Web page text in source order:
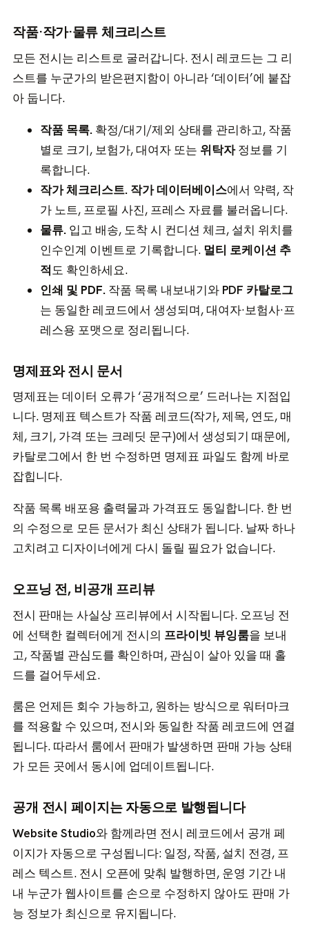
작품·작가·물류 체크리스트
모든 전시는 리스트로 굴러갑니다. 전시 레코드는 그 리
스트를 누군가의 받은편지함이 아니라 ‘데이터’에 붙잡
아 둡니다.
작품 목록. 확정/대기/제외 상태를 관리하고, 작품
별로 크기, 보험가, 대여자 또는 위탁자정보를 기
록합니다.
작가 체크리스트. 작가 데이터베이스에서 약력, 작
가 노트, 프로필 사진, 프레스 자료를 불러옵니다.
물류. 입고 배송, 도착 시 컨디션 체크, 설치 위치를
인수인계 이벤트로 기록합니다. 멀티 로케이션 추
적도 확인하세요.
인쇄 및 PDF. 작품 목록 내보내기와 PDF 카탈로그
는 동일한 레코드에서 생성되며, 대여자·보험사·프
레스용 포맷으로 정리됩니다.
명제표와 전시 문서
명제표는 데이터 오류가 ‘공개적으로’ 드러나는 지점입
니다. 명제표 텍스트가 작품 레코드(작가, 제목, 연도, 매
체, 크기, 가격 또는 크레딧 문구)에서 생성되기 때문에,
카탈로그에서 한 번 수정하면 명제표 파일도 함께 바로
잡힙니다.
작품 목록 배포용 출력물과 가격표도 동일합니다. 한 번
의 수정으로 모든 문서가 최신 상태가 됩니다. 날짜 하나
고치려고 디자이너에게 다시 돌릴 필요가 없습니다.
오프닝 전, 비공개 프리뷰
전시 판매는 사실상 프리뷰에서 시작됩니다. 오프닝 전
에 선택한 컬렉터에게 전시의 프라이빗 뷰잉룸을 보내
고, 작품별 관심도를 확인하며, 관심이 살아 있을 때 홀
드를 걸어두세요.
룸은 언제든 회수 가능하고, 원하는 방식으로 워터마크
를 적용할 수 있으며, 전시와 동일한 작품 레코드에 연결
됩니다. 따라서 룸에서 판매가 발생하면 판매 가능 상태
가 모든 곳에서 동시에 업데이트됩니다.
공개 전시 페이지는 자동으로 발행됩니다
Website Studio와 함께라면 전시 레코드에서 공개 페
이지가 자동으로 구성됩니다: 일정, 작품, 설치 전경, 프
레스 텍스트. 전시 오픈에 맞춰 발행하면, 운영 기간 내
내 누군가 웹사이트를 손으로 수정하지 않아도 판매 가
능 정보가 최신으로 유지됩니다.